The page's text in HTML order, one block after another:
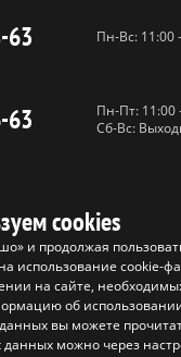
63 Пн-Вс: 11:00
63
Пн-Пт: 11:00
Сб-Вс:
cookies
и продолжая
использование cookie-
на сайте,
об
вы можете
данных можно через